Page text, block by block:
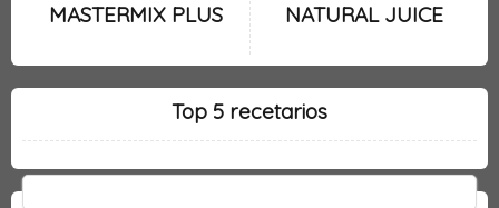
MASTERMIX PLUS NATURAL JUICE
Top 5 recetarios